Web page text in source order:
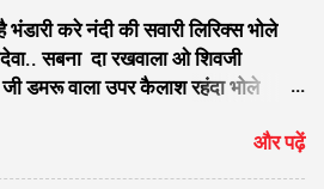
मेरा श्याम है लिरिक्स कौन कहता है
भंडारी करे नंदी की सवारी लिरिक्स भोले
सबना दा रखवाला ओ शिवजी
डमरू वाला उपर कैलाश रहंदा भोले
जो मारदा बड़ा ही दयाल मेरा भोले अमली ॐ
शम्भु ॐ नमः शिवाय ॐ नमः शिवाय शम्भु
और पढ़ें